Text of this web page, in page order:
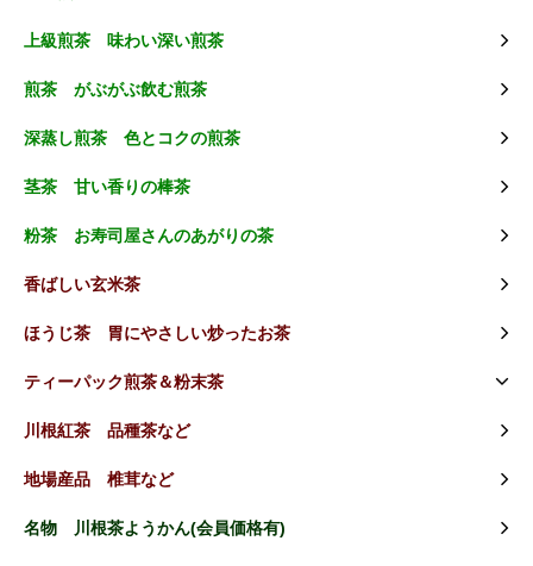
上級煎茶 味わい深い煎茶
煎茶 がぶがぶ飲む煎茶
深蒸し煎茶 色とコクの煎茶
茎茶 甘い香りの棒茶
粉茶 お寿司屋さんのあがりの茶
香ばしい玄米茶
ほうじ茶 胃にやさしい炒ったお茶
ティーパック煎茶＆粉末茶
川根紅茶 品種茶など
地場産品 椎茸など
名物 川根茶ようかん(会員価格有)